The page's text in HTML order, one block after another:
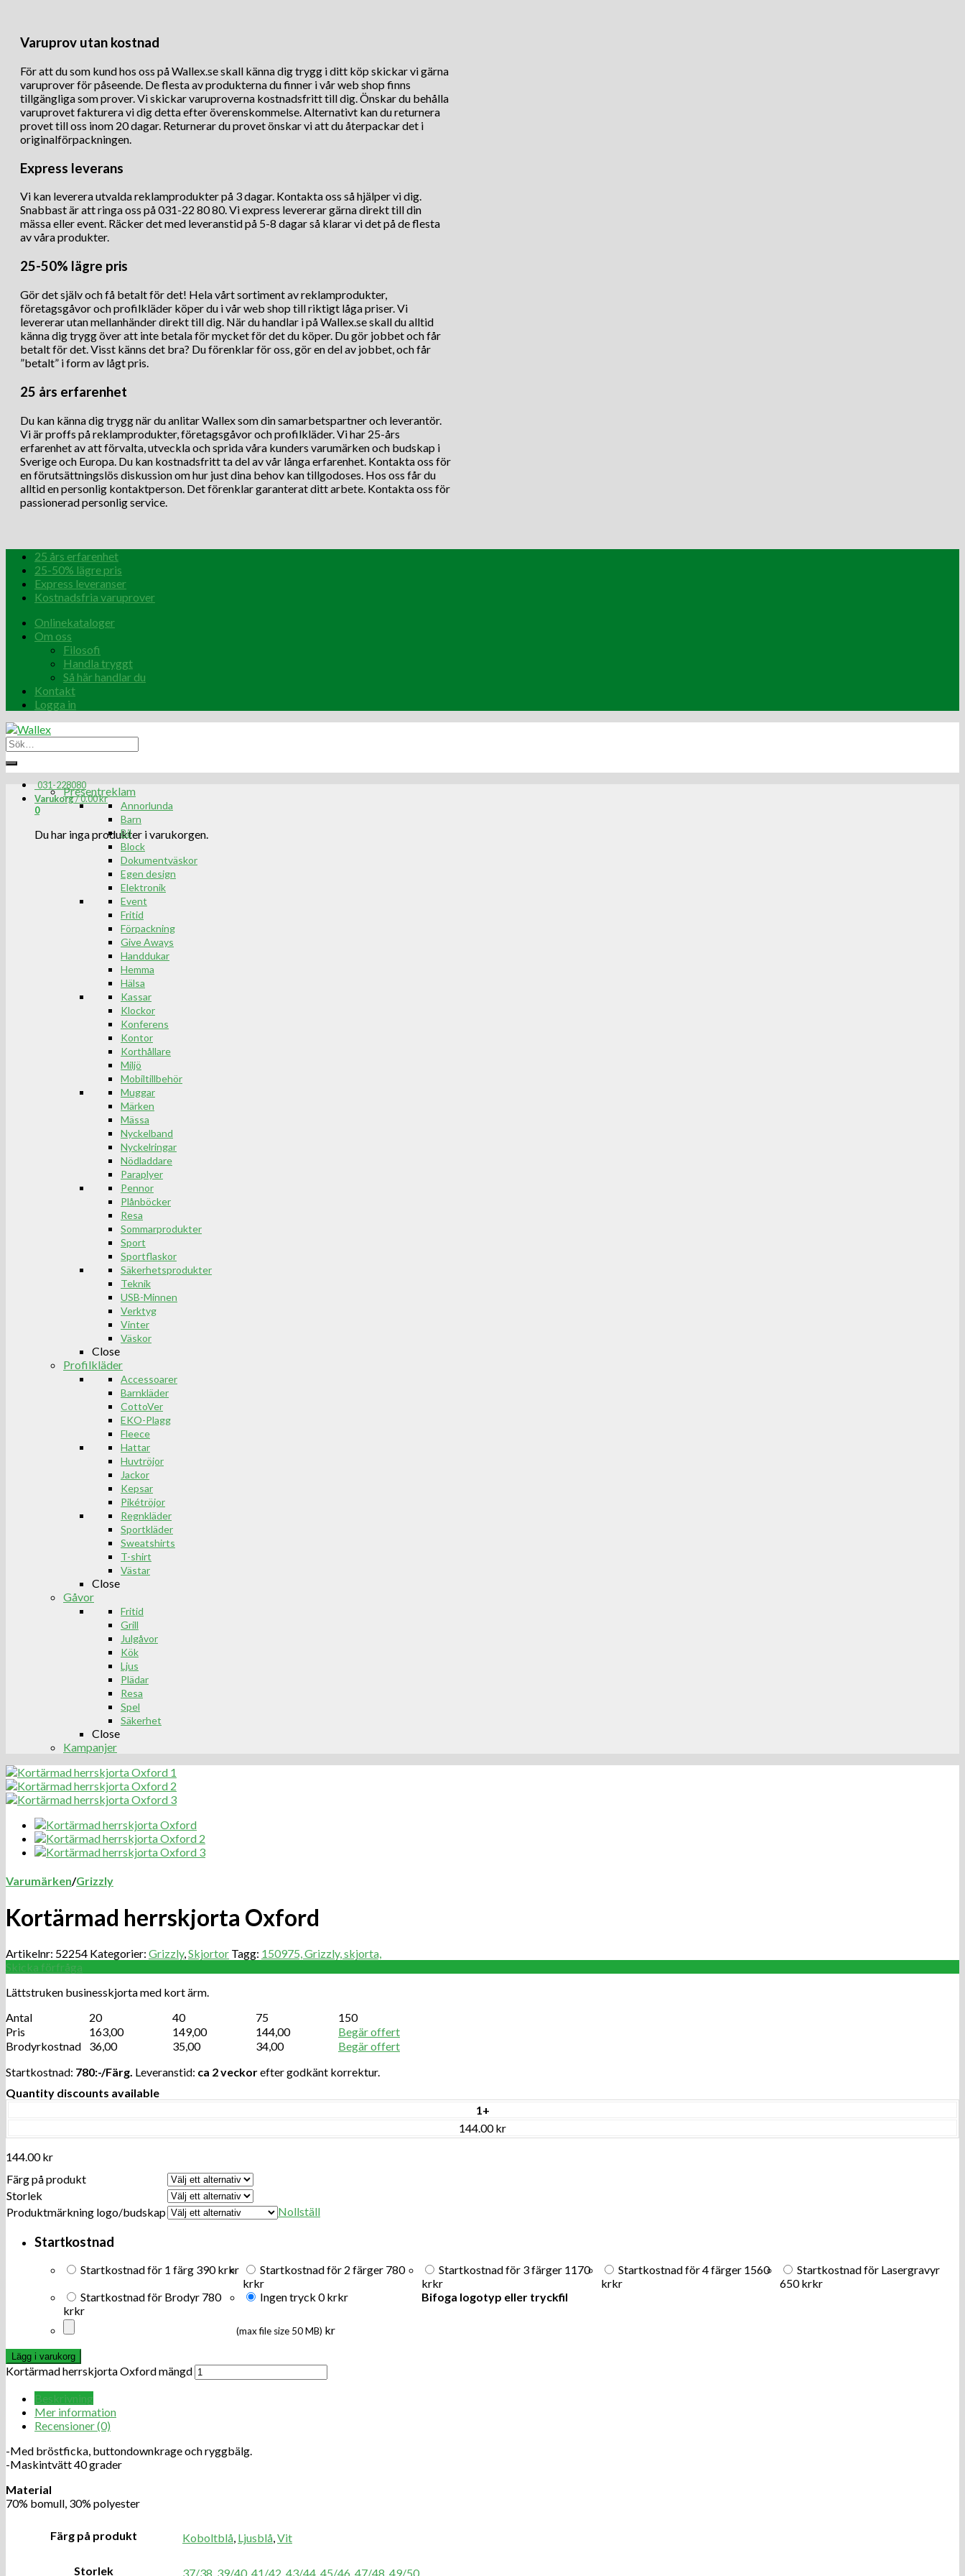
Varuprov utan kostnad
För att du som kund hos oss på Wallex.se skall känna dig trygg i ditt köp skickar vi gärna
varuprover för påseende. De flesta av produkterna du finner i vår web shop finns
tillgängliga som prover. Vi skickar varuproverna kostnadsfritt till dig. Önskar du behålla
varuprovet fakturera vi dig detta efter överenskommelse. Alternativt kan du returnera
provet till oss inom 20 dagar. Returnerar du provet önskar vi att du återpackar det i
originalförpackningen.
Express leverans
Vi kan leverera utvalda reklamprodukter på 3 dagar. Kontakta oss så hjälper vi dig.
Snabbast är att ringa oss på 031-22 80 80. Vi express levererar gärna direkt till din
mässa eller event. Räcker det med leveranstid på 5-8 dagar så klarar vi det på de flesta
av våra produkter.
25-50% lägre pris
Gör det själv och få betalt för det! Hela vårt sortiment av reklamprodukter,
företagsgåvor och profilkläder köper du i vår web shop till riktigt låga priser. Vi
levererar utan mellanhänder direkt till dig. När du handlar i på Wallex.se skall du alltid
känna dig trygg över att inte betala för mycket för det du köper. Du gör jobbet och får
betalt för det. Visst känns det bra? Du förenklar för oss, gör en del av jobbet, och får
”betalt” i form av lågt pris.
25 års erfarenhet
Du kan känna dig trygg när du anlitar Wallex som din samarbetspartner och leverantör.
Vi är proffs på reklamprodukter, företagsgåvor och profilkläder. Vi har 25-års
erfarenhet av att förvalta, utveckla och sprida våra kunders varumärken och budskap i
Sverige och Europa. Du kan kostnadsfritt ta del av vår långa erfarenhet. Kontakta oss för
en förutsättningslös diskussion om hur just dina behov kan tillgodoses. Hos oss får du
alltid en personlig kontaktperson. Det förenklar garanterat ditt arbete. Kontakta oss för
passionerad personlig service.
25 års erfarenhet
25-50% lägre pris
Express leveranser
Kostnadsfria varuprover
Onlinekataloger
Om oss
Filosofi
Handla tryggt
Så här handlar du
Kontakt
Logga in
031-228080
Varukorg/0.00kr
0
Du har inga produkter i varukorgen.
Presentreklam
Annorlunda
Barn
Bil
Block
Dokumentväskor
Egen design
Elektronik
Event
Fritid
Förpackning
Give Aways
Handdukar
Hemma
Hälsa
Kassar
Klockor
Konferens
Kontor
Korthållare
Miljö
Mobiltillbehör
Muggar
Märken
Mässa
Nyckelband
Nyckelringar
Nödladdare
Paraplyer
Pennor
Plånböcker
Resa
Sommarprodukter
Sport
Sportflaskor
Säkerhetsprodukter
Teknik
USB-Minnen
Verktyg
Vinter
Väskor
Close
Profilkläder
Accessoarer
Barnkläder
CottoVer
EKO-Plagg
Fleece
Hattar
Huvtröjor
Jackor
Kepsar
Pikétröjor
Regnkläder
Sportkläder
Sweatshirts
T-shirt
Västar
Close
Gåvor
Fritid
Grill
Julgåvor
Kök
Ljus
Plädar
Resa
Spel
Säkerhet
Close
Kampanjer
Varumärken/Grizzly
Kortärmad herrskjorta Oxford
Artikelnr: 52254 Kategorier: Grizzly,Skjortor Tagg: 150975, Grizzly, skjorta,
Skicka förfråga
Lättstruken businesskjorta med kort ärm.
Antal
20 40 75
150
Pris
163,00 149,00 144,00
Begär offert
Brodyrkostnad
36,00 35,00 34,00
Begär offert
Startkostnad: 780:-/Färg. Leveranstid: ca 2 veckorefter godkänt korrektur.
Quantity discounts available
1+
144.00 kr
144.00kr
Färg på produkt
Storlek
Produktmärkning logo/budskap
Nollställ
Startkostnad
Startkostnad för 1 färg 390 krkr Startkostnad för 2 färger 780
krkr
Startkostnad för 3 färger 1170
krkr
Startkostnad för 4 färger 1560
krkr
Startkostnad för Lasergravyr
650 krkr
Startkostnad för Brodyr 780
krkr
Ingen tryck 0 krkr Bifoga logotyp eller tryckfil
(max file size 50 MB) kr
Lägg i varukorg
Kortärmad herrskjorta Oxford mängd
Beskrivning
Mer information
Recensioner (0)
-Med bröstficka, buttondownkrage och ryggbälg.
-Maskintvätt 40 grader
Material
70% bomull, 30% polyester
Färg på produkt Koboltblå Ljusblå Vit
Storlek 37/38 39/40 41/42 43/44 45/46 47/48 49/50